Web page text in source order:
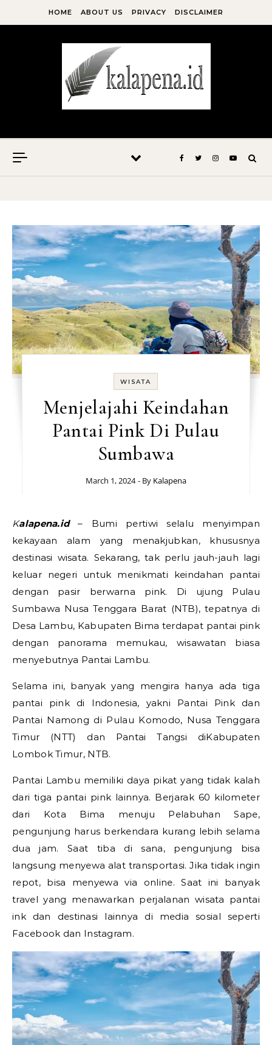
HOME ABOUT US PRIVACY DISCLAIMER
WISATA
Menjelajahi Keindahan
Pantai Pink Di Pulau
Sumbawa
March 1, 2024 - By Kalapena
Kalapena.id– Bumi pertiwi selalu menyimpan
kekayaan alam yang menakjubkan, khususnya
destinasi wisata. Sekarang, tak perlu jauh-jauh lagi
keluar negeri untuk menikmati keindahan pantai
dengan pasir berwarna pink. Di ujung Pulau
Sumbawa Nusa Tenggara Barat (NTB), tepatnya di
Desa Lambu, Kabupaten Bima terdapat pantai pink
dengan panorama memukau, wisawatan biasa
menyebutnya Pantai Lambu.
Selama ini, banyak yang mengira hanya ada tiga
pantai pink di Indonesia, yakni Pantai Pink dan
Pantai Namong di Pulau Komodo, Nusa Tenggara
Timur (NTT) dan Pantai Tangsi diKabupaten
Lombok Timur, NTB.
Pantai Lambu memiliki daya pikat yang tidak kalah
dari tiga pantai pink lainnya. Berjarak 60 kilometer
dari Kota Bima menuju Pelabuhan Sape,
pengunjung harus berkendara kurang lebih selama
dua jam. Saat tiba di sana, pengunjung bisa
langsung menyewa alat transportasi. Jika tidak ingin
repot, bisa menyewa via online. Saat ini banyak
travel yang menawarkan perjalanan wisata pantai
ink dan destinasi lainnya di media sosial seperti
Facebook dan Instagram.